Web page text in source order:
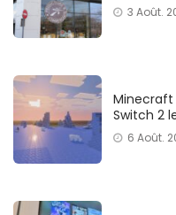
3 Août.
Minecraft
Switch 2
6 Août.